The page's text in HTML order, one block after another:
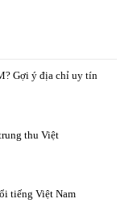
Gợi ý địa chỉ uy tín
thu Việt
tiếng Việt Nam